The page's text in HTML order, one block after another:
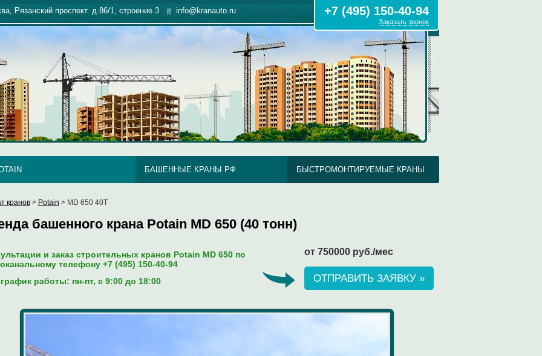
Рязанский проспект. д.86/1, строение 3 info@kranauto.ru +7 (495) 150-40-94
Заказать звонок
БАШЕННЫЕ КРАНЫ РФ БЫСТРОМОНТИРУЕМЫЕ КРАНЫ
кранов> Potain > MD 650 40T
башенного крана Potain MD 650 (40 тонн)
от 750000 руб./мес
ОТПРАВИТЬ ЗАЯВКУ »
и заказ строительных кранов Potain MD 650 по
телефону +7 (495) 150-40-94
работы: пн-пт, c 9:00 до 18:00